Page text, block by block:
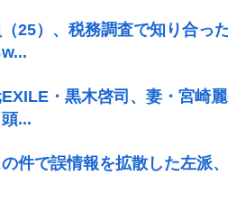
25）、税務調査で知り合っ
EXILE・黒木啓司、妻・宮
...
件で誤情報を拡散した左派